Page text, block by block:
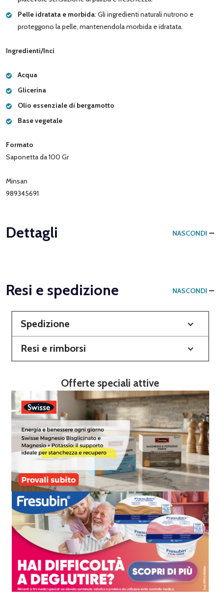
Pelle idratata e morbida: Gli ingredienti naturali nutrono e
proteggono la pelle, mantenendola morbida e idratata.
Ingredienti/Inci
Acqua
Glicerina
Olio essenziale di bergamotto
Base vegetale
Formato
Saponetta da 100 Gr
Minsan
989345691
Dettagli NASCONDI
Resi e spedizione NASCONDI
Spedizione
Resi e rimborsi
Offerte speciali attive